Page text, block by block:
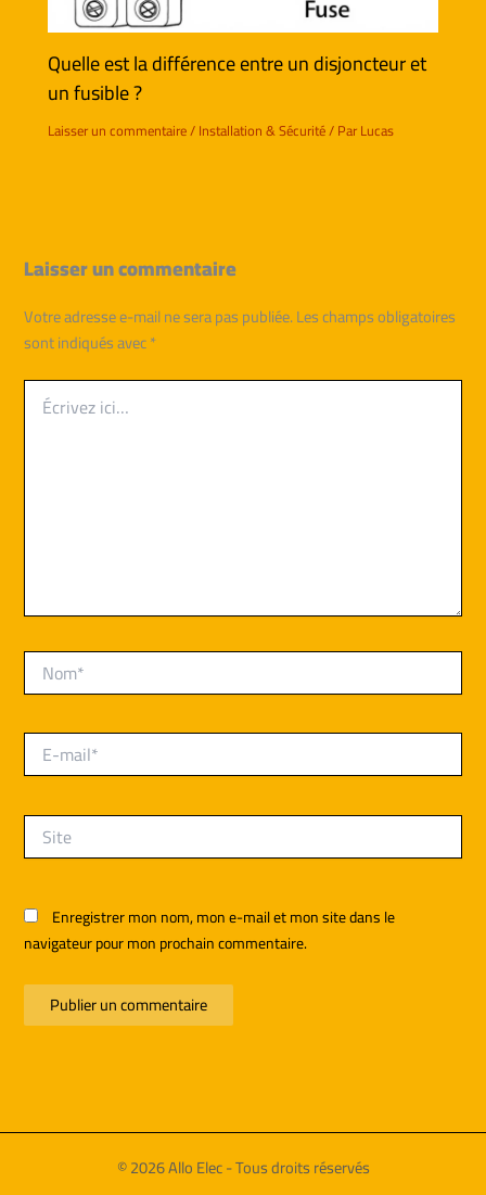
Quelle est la différence entre un disjoncteur et
un fusible ?
Laisser un commentaire/Installation & Sécurité/ ParLucas
Laisser un commentaire
Votre adresse e-mail ne sera pas publiée.Les champs obligatoires
sont indiqués avec*
Écrivez
ici…
Nom*
E-
mail*
Site
Enregistrer mon nom, mon e-mail et mon site dans le
navigateur pour mon prochain commentaire.
© 2026 Allo Elec - Tous droits réservés